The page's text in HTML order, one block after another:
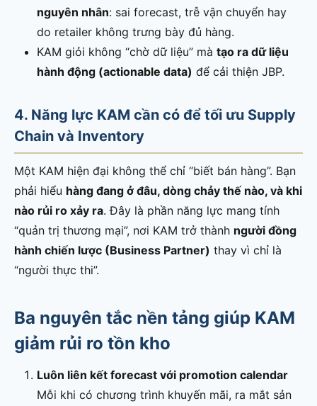
nguyên nhân: sai forecast, trễ vận chuyển hay
do retailer không trưng bày đủ hàng.
KAM giỏi không “chờ dữ liệu” mà tạo ra dữ liệu
hành động (actionable data) để cải thiện JBP.
4. Năng lực KAM cần có để tối ưu Supply
Chain và Inventory
Một KAM hiện đại không thể chỉ “biết bán hàng”. Bạn
phải hiểu hàng đang ở đâu, dòng chảy thế nào, và khi
nào rủi ro xảy ra. Đây là phần năng lực mang tính
“quản trị thương mại”, nơi KAM trở thành người đồng
hành chiến lược (Business Partner) thay vì chỉ là
“người thực thi”.
Ba nguyên tắc nền tảng giúp KAM
giảm rủi ro tồn kho
Luôn liên kết forecast với promotion calendar
Mỗi khi có chương trình khuyến mãi, ra mắt sản